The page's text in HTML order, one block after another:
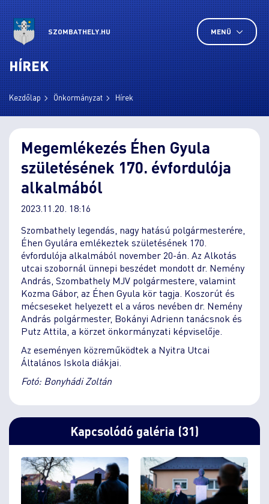
SZOMBATHELY.HU MENÜ
HÍREK
Kezdőlap Önkormányzat Hírek
Megemlékezés Éhen Gyula
születésének 170. évfordulója
alkalmából
2023.11.20. 18:16
Szombathely legendás, nagy hatású polgármesterére,
Éhen Gyulára emlékeztek születésének 170.
évfordulója alkalmából november 20-án. Az Alkotás
utcai szobornál ünnepi beszédet mondott dr. Nemény
András, Szombathely MJV polgármestere, valamint
Kozma Gábor, az Éhen Gyula kör tagja. Koszorút és
mécseseket helyezett el a város nevében dr. Nemény
András polgármester, Bokányi Adrienn tanácsnok és
Putz Attila, a körzet önkormányzati képviselője.
Az eseményen közreműködtek a Nyitra Utcai
Általános Iskola diákjai.
Fotó: Bonyhádi Zoltán
Kapcsolódó galéria (31)